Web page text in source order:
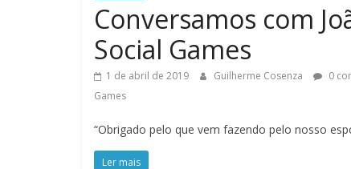
Conversamos com
Social Games
1 de abril de 2019 Guilherme Cosenza 0
Games
“Obrigado pelo que vem fazendo pelo nosso
Ler mais